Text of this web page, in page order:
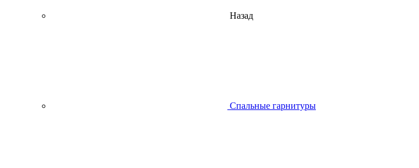
Назад
Спальные гарнитуры